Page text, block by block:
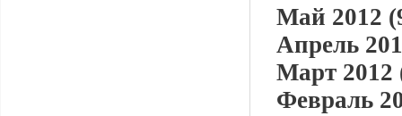
Май 2012
Апрель
Март 2012
Февраль